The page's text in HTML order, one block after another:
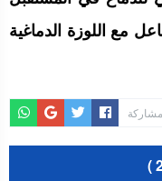
مع اللوزة الدماغية
مشاركة